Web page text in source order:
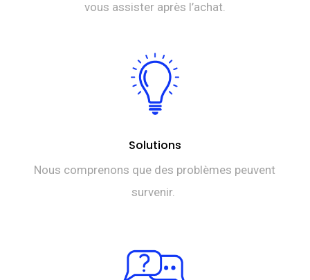
vous assister après l’achat.
Solutions
Nous comprenons que des problèmes peuvent
survenir.